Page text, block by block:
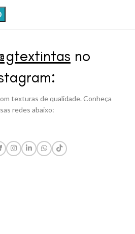
no
texturas de qualidade. Conheça
redes abaixo: